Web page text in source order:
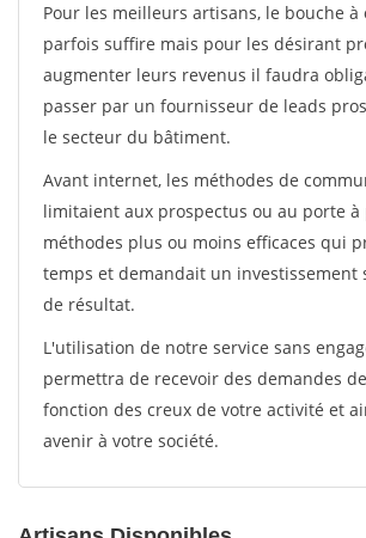
Pour les meilleurs artisans, le bouche
parfois suffire mais pour les désirant
augmenter leurs revenus il faudra
passer par un fournisseur de leads
le secteur du bâtiment.
Avant internet, les méthodes de
limitaient aux prospectus ou au porte à
méthodes plus ou moins efficaces qui
temps et demandait un investissement
de résultat.
L'utilisation de notre service sans
permettra de recevoir des demandes
fonction des creux de votre activité et
avenir à votre société.